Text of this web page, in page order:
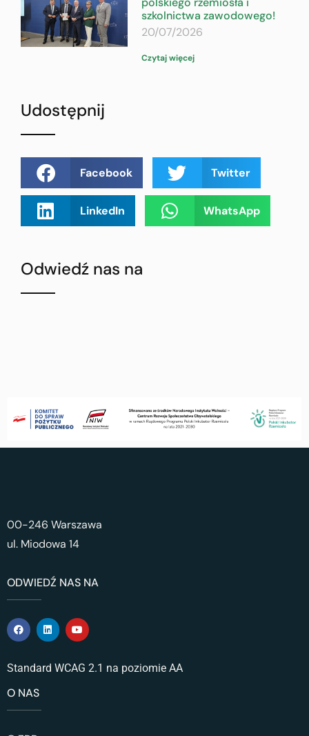
szkolnictwa zawodowego!
20/07/2026
Czytaj więcej
Udostępnij
Facebook Twitter
LinkedIn WhatsApp
Odwiedź nas na
00-246 Warszawa
ul. Miodowa 14
ODWIEDŹ NAS NA
Standard WCAG 2.1 na poziomie AA
O NAS